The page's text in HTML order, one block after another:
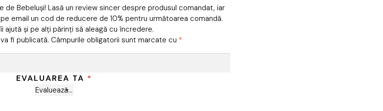
de Bebeluși! Lasă un review sincer despre produsul comandat, iar
email un cod de reducere de 10% pentru următoarea comandă.
ajută și pe alți părinți să aleagă cu încredere.
fi publicată. Câmpurile obligatorii sunt marcate cu *
EVALUAREA TA *